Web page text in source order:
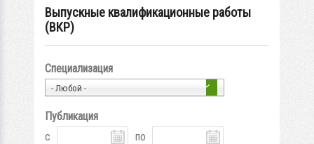
Выпускные квалификационные работы
(ВКР)
Специализация
- Любой -
Публикация
с
по